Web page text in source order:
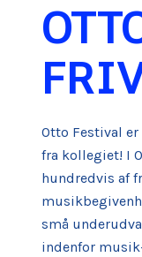
Otto Festival
fra kollegiet! I
hundredvis af
små
indenfor